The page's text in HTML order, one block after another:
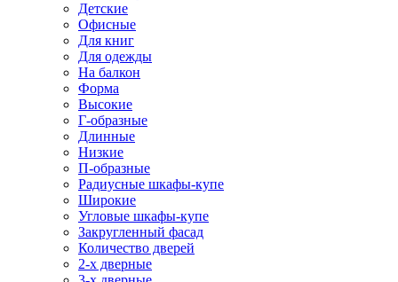
Детские
Офисные
Для книг
Для одежды
На балкон
Форма
Высокие
Г-образные
Длинные
Низкие
П-образные
Радиусные шкафы-купе
Широкие
Угловые шкафы-купе
Закругленный фасад
Количество дверей
2-х дверные